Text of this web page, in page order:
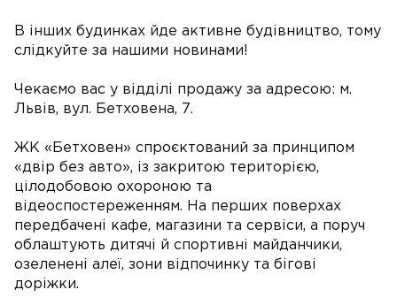
В інших будинках йде активне будівництво, тому
слідкуйте за нашими новинами!
Чекаємо вас у відділі продажу за адресою: м.
Львів, вул. Бетховена, 7.
ЖК «Бетховен» спроєктований за принципом
«двір без авто», із закритою територією,
цілодобовою охороною та
відеоспостереженням. На перших поверхах
передбачені кафе, магазини та сервіси, а поруч
облаштують дитячі й спортивні майданчики,
озеленені алеї, зони відпочинку та бігові
доріжки.